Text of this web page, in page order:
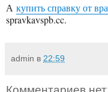
А купить справку от
spravkavspb.cc.
admin в 22:59